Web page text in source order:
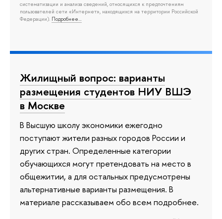
систематизации и анализа сведений, относящихся к предпочтениям
пользователей сети «Интернет», находящихся на территории Российской
Федерации). Подробнее…
Жилищный вопрос: варианты
размещения студентов НИУ ВШЭ
в Москве
В Высшую школу экономики ежегодно
поступают жители разных городов России и
других стран. Определенные категории
обучающихся могут претендовать на место в
общежитии, а для остальных предусмотрены
альтернативные варианты размещения. В
материале рассказываем обо всем подробнее.